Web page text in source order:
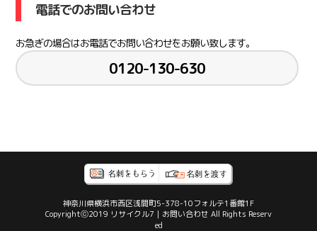
電話でのお問い合わせ
お急ぎの場合はお電話でお問い合わせをお願い致します。
0120-130-630
神奈川県横浜市西区浅間町5-378-10フォルテ1番館1F
Copyrightⓒ2019 リサイクル7｜お問い合わせ All Rights Reserv
ed